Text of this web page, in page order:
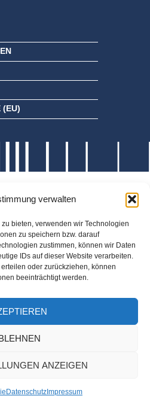
verwalten
bieten, verwenden wir Technologien
zu speichern bzw. darauf
zustimmen, können wir Daten
IDs auf dieser Website verarbeiten.
oder zurückziehen, können
beeinträchtigt werden.
ANZEIGEN
Datenschutz Impressum
(EU)